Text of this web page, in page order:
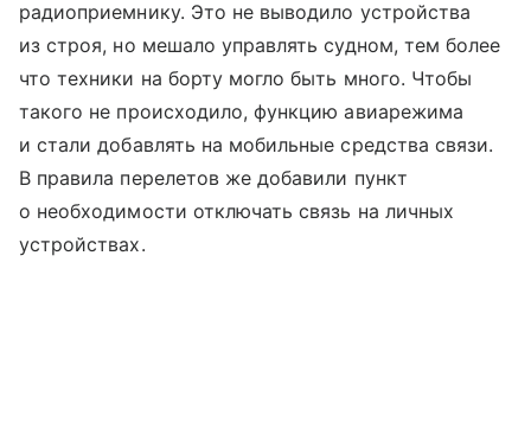
радиоприемнику. Это не выводило устройства
из строя, но мешало управлять судном, тем более
что техники на борту могло быть много. Чтобы
такого не происходило, функцию авиарежима
и стали добавлять на мобильные средства связи.
В правила перелетов же добавили пункт
о необходимости отключать связь на личных
устройствах.